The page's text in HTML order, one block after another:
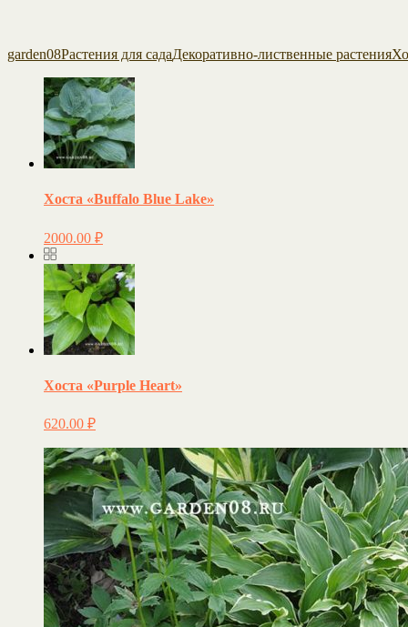
garden08Растения для садаДекоративно-лиственные растения
Хоста «Buffalo Blue Lake»
2000.00 ₽
Хоста «Purple Heart»
620.00 ₽